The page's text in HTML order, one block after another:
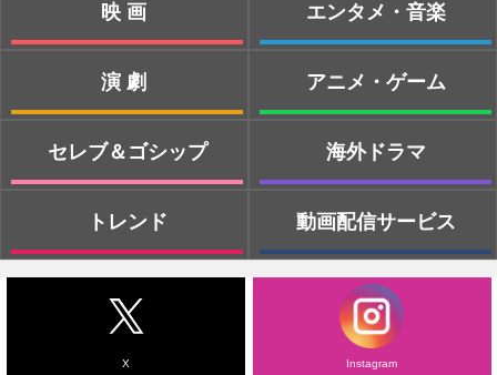
映画
演劇
セレブ＆ゴシップ
トレンド
エンタメ・音楽
アニメ・ゲーム
海外ドラマ
動画配信サービス
X Instagram